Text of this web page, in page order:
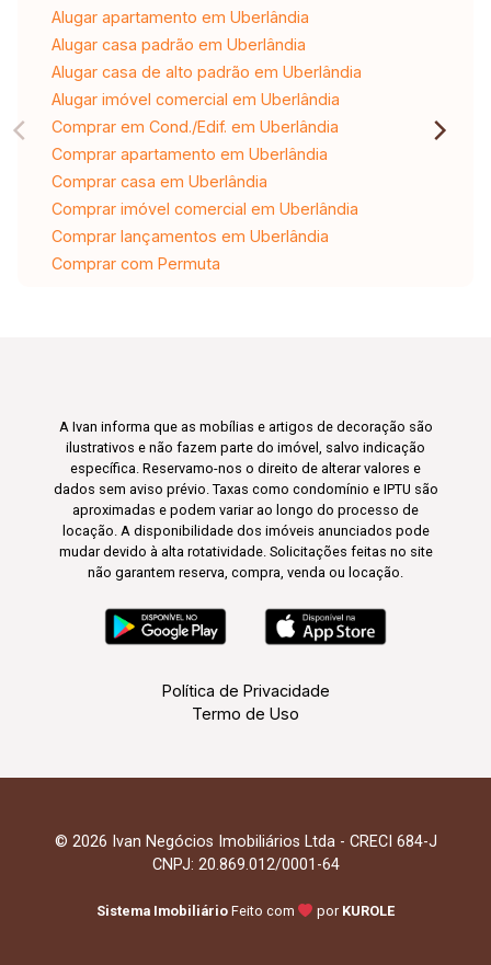
Alugar apartamento em Uberlândia
Alugar casa padrão em Uberlândia
Alugar casa de alto padrão em Uberlândia
Alugar imóvel comercial em Uberlândia
Comprar em Cond./Edif. em Uberlândia
Comprar apartamento em Uberlândia
Comprar casa em Uberlândia
Comprar imóvel comercial em Uberlândia
Comprar lançamentos em Uberlândia
Comprar com Permuta
A Ivan informa que as mobílias e artigos de decoração são
ilustrativos e não fazem parte do imóvel, salvo indicação
específica. Reservamo-nos o direito de alterar valores e
dados sem aviso prévio. Taxas como condomínio e IPTU são
aproximadas e podem variar ao longo do processo de
locação. A disponibilidade dos imóveis anunciados pode
mudar devido à alta rotatividade. Solicitações feitas no site
não garantem reserva, compra, venda ou locação.
Política de Privacidade
Termo de Uso
© 2026 Ivan Negócios Imobiliários Ltda - CRECI 684-J
CNPJ: 20.869.012/0001-64
Sistema Imobiliário Feito com por KUROLE